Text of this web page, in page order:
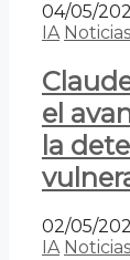
04/05/
IA Noticias
el
la
02/05/
IA Noticias